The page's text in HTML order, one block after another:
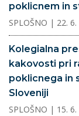
poklicnem in
SPLOŠNO | 22. 6.
Kolegialna
kakovosti pri
poklicnega in
Sloveniji
SPLOŠNO | 15. 6.